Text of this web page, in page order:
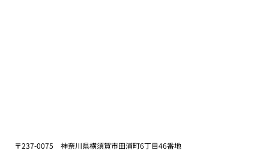
〒237-0075 神奈川県横須賀市田浦町6丁目46番地